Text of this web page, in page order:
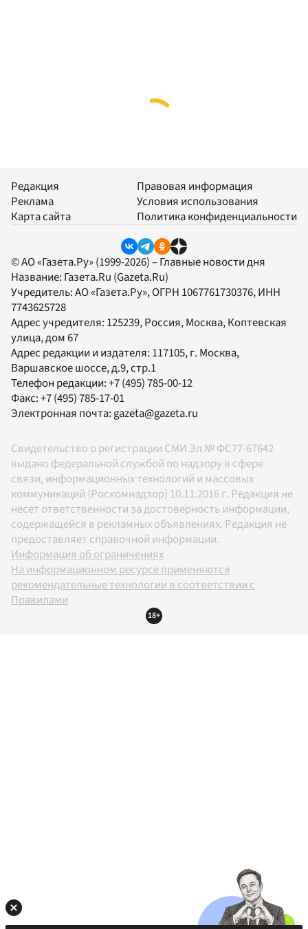
Редакция
Реклама
Карта сайта
Правовая информация
Условия использования
Политика конфиденциальности
© АО «Газета.Ру» (1999-2026) – Главные новости дня
Название: Газета.Ru (Gazeta.Ru)
Учредитель:АО «Газета.Ру», ОГРН 1067761730376, ИНН
7743625728
Адрес учредителя: 125239, Россия, Москва, Коптевская
улица, дом 67
Адрес редакции и издателя: 117105, г. Москва,
Варшавское шоссе, д.9, стр.1
Телефон редакции:+7 (495) 785-00-12
Факс:+7 (495) 785-17-01
Электронная почта:gazeta@gazeta.ru
Свидетельство о регистрации СМИ Эл № ФС77-67642
выдано федеральной службой по надзору в сфере
связи, информационных технологий и массовых
коммуникаций (Роскомнадзор) 10.11.2016 г. Редакция не
несет ответственности за достоверность информации,
содержащейся в рекламных объявлениях. Редакция не
предоставляет справочной информации.
Информация об ограничениях
На информационном ресурсе применяются
рекомендательные технологии в соответствии с
Правилами
18+